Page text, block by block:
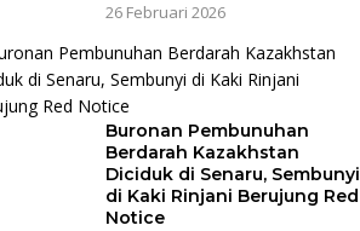
26 Februari 2026
Buronan Pembunuhan
Berdarah Kazakhstan
Diciduk di Senaru, Sembunyi
di Kaki Rinjani Berujung Red
Notice